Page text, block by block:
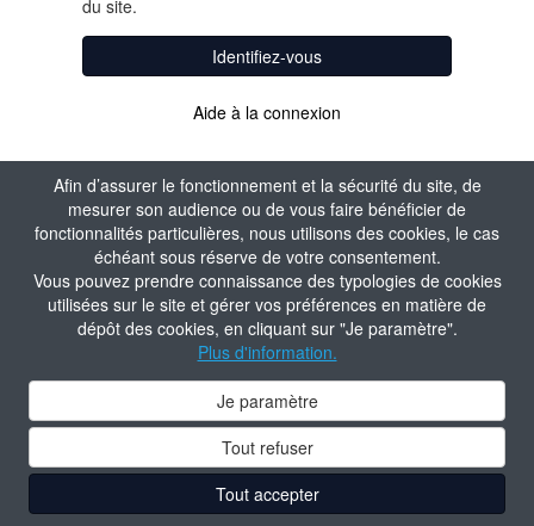
Afin d’assurer le fonctionnement et la sécurité du site, de
mesurer son audience ou de vous faire bénéficier de
fonctionnalités particulières, nous utilisons des cookies, le cas
échéant sous réserve de votre consentement.
Vous pouvez prendre connaissance des typologies de cookies
utilisées sur le site et gérer vos préférences en matière de
dépôt des cookies, en cliquant sur "Je paramètre".
Plus d'information.
Je paramètre
Tout refuser
Tout accepter
du site.
Identifiez-vous
Aide à la connexion